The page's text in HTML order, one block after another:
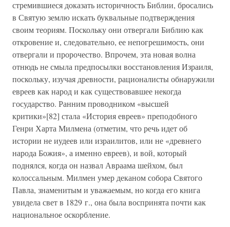
стремившиеся доказать историчность Библии, бросались
в Святую землю искать буквальные подтверждения
своим теориям. Поскольку они отвергали Библию как
откровение и, следовательно, ее непогрешимость, они
отвергали и пророчество. Впрочем, эта новая волна
отнюдь не смыла предпосылки восстановления Израиля,
поскольку, изучая древности, рационалисты обнаружили
евреев как народ и как существовавшее некогда
государство. Ранним проводником «высшей
критики»[82] стала «История евреев» преподобного
Генри Харта Милмена (отметим, что речь идет об
истории не иудеев или израилитов, или не «древнего
народа Божия», а именно евреев), и вой, который
поднялся, когда он назвал Авраама шейхом, был
колоссальным. Милмен умер деканом собора Святого
Павла, знаменитым и уважаемым, но когда его книга
увидела свет в 1829 г., она была воспринята почти как
национальное оскорбление.